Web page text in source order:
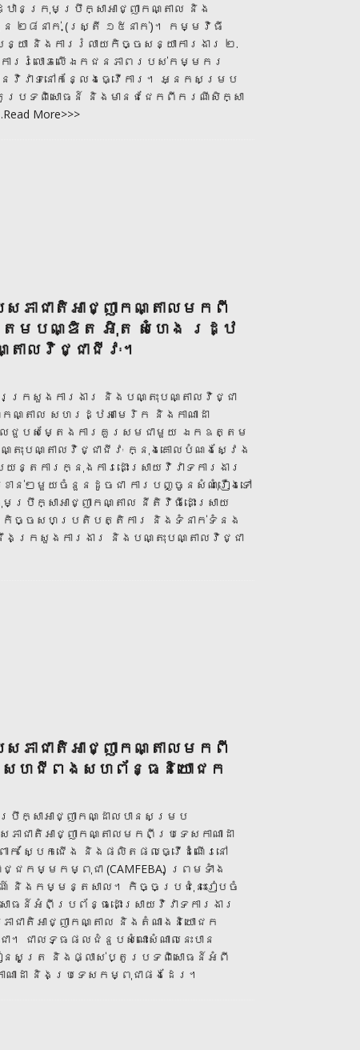
ឋានក្រុមប្រឹក្សាអាជ្ញាកណ្តាល និង
២៨នាក់ (ស្រ្តី ១៥នាក់)។ កម្មវិធី
ន្យា និងការរំលាយកិច្ចសន្យាការងារ ២.
. ការរំលោភលើឯកជនភាពរបស់កម្មករ
វិវាទនៅកន្លែងធ្វើការ។ អ្នកសម្រប
បទពិសោធន៍ និងមានជជែកពីករណីសិក្សា
More>>>
ាជាតិអាជ្ញាកណ្តាលមកពី
ត្តមបណ្ឌិត អុិត សំហេង រដ្ឋ
លវិជ្ជាជីវៈ។
រក្រសួងការងារ និងបណ្តុះបណ្តាលវិជ្ជា
កណ្តាល សហរដ្ឋអាមេរិក និងកាណាដា
តិភូចូលជួបសម្តែងការគួរសមជាមួយ ឯកឧត្តម
បណ្តាលវិជ្ជាជីវៈ ក្នុងគោលបំណងស្វែង
តការក្នុងការដោះស្រាយវិវាទការងារ
ន់ៗមួយចំនួនដូចជា ការបញ្ចូនសំណុំរឿងទៅ
រឹក្សាអាជ្ញាកណ្តាល នីតិវិធីដោះស្រាយ
ងកិច្ចសហប្រតិបត្តិការ និងទំនាក់ទំនង
នឹងក្រសួងការងារ និងបណ្តុះបណ្តាលវិជ្ជា
ាជាតិអាជ្ញាកណ្តាលមកពី
ង សហជីពងសហព័ន្ធនិយោជក
ក្សាអាជ្ញាកណ្ដាលបានសម្រប
ាតិអាជ្ញាកណ្តាលមកពីប្រទេសកាណាដា
ក់ ស្បែកជើង និងផលិតផលធ្វើដំណើរនៅ
កម្មកម្ពុជា (CAMFEBA) ព្រមទាំង
និងកម្មន្តសាល។ កិច្ចប្រជុំនេះរៀបចំ
ន៍អំពីប្រព័ន្ធដោះស្រាយវិវាទការងារ
ាតិអាជ្ញាកណ្តាល និងតំណាងនិយោជក
ជាលទ្ធផលជំនួបសំណោះសំណាលនេះបាន
រៀនសូត្រ និងផ្លាស់ប្តូរបទពិសោធន៍អំពី
ណាដា និងប្រទេសកម្ពុជាផងដែរ។